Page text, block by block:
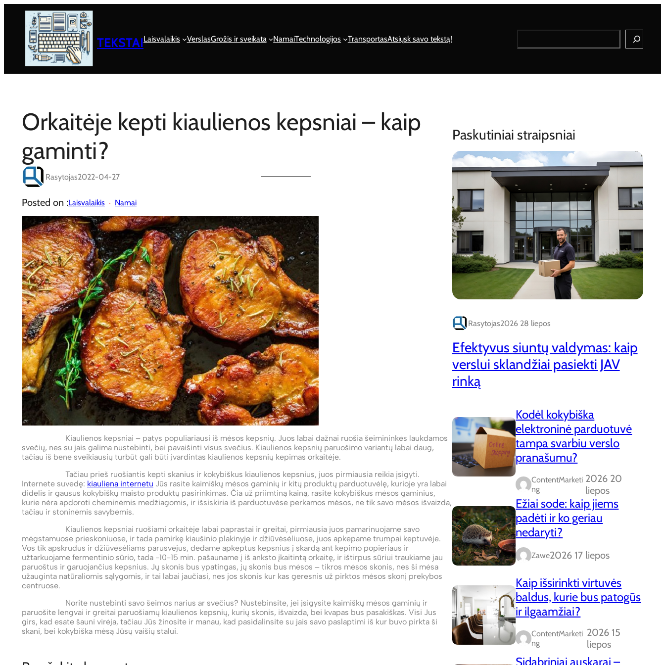
TEKSTAILaisvalaikis VerslasGrožis ir sveikata NamaiTechnologijos TransportasAtsiųsk savo tekstą!
Search
Orkaitėje kepti kiaulienos kepsniai – kaip
gaminti?
Rasytojas2022-04-27
Posted on :Laisvalaikis Namai
Kiaulienos kepsniai – patys populiariausi iš mėsos kepsnių. Juos labai dažnai ruošia šeimininkės laukdamos
svečių, nes su jais galima nustebinti, bei pavaišinti visus svečius. Kiaulienos kepsnių paruošimo variantų labai daug,
tačiau iš bene sveikiausių turbūt gali būti įvardintas kiaulienos kepsnių kepimas orkaitėje.
Tačiau prieš ruošiantis kepti skanius ir kokybiškus kiaulienos kepsnius, juos pirmiausia reikia įsigyti.
Internete suvedę: kiauliena internetu Jūs rasite kaimiškų mėsos gaminių ir kitų produktų parduotuvėlę, kurioje yra labai
didelis ir gausus kokybiškų maisto produktų pasirinkimas. Čia už priimtiną kainą, rasite kokybiškus mėsos gaminius,
kurie nėra apdoroti cheminėmis medžiagomis, ir išsiskiria iš parduotuvėse perkamos mėsos, ne tik savo mėsos išvaizda,
tačiau ir stoninėmis savybėmis.
Kiaulienos kepsniai ruošiami orkaitėje labai paprastai ir greitai, pirmiausia juos pamarinuojame savo
mėgstamuose prieskoniuose, ir tada pamirkę kiaušinio plakinyje ir džiūvėsėliuose, juos apkepame trumpai keptuvėje.
Vos tik apskrudus ir džiūvėsėliams parusvėjus, dedame apkeptus kepsnius į skardą ant kepimo popieriaus ir
užtarkuojame fermentinio sūrio, tada -10-15 min. pašauname į iš anksto įkaitintą orkaitę, ir ištirpus sūriui traukiame jau
paruoštus ir garuojančius kepsnius. Jų skonis bus ypatingas, jų skonis bus mėsos – tikros mėsos skonis, nes ši mėsa
užauginta natūraliomis sąlygomis, ir tai labai jaučiasi, nes jos skonis kur kas geresnis už pirktos mėsos skonį prekybos
centruose.
Norite nustebinti savo šeimos narius ar svečius? Nustebinsite, jei įsigysite kaimiškų mėsos gaminių ir
paruošite lengvai ir greitai paruošiamų kiaulienos kepsnių, kurių skonis, išvaizda, bei kvapas bus pasakiškas. Visi Jus
girs, kad esate šauni virėja, tačiau Jūs žinosite ir manau, kad pasidalinsite su jais savo paslaptimi iš kur buvo pirkta ši
skani, bei kokybiška mėsą Jūsų vaišių stalui.
Paskutiniai straipsniai
Rasytojas2026 28 liepos
Efektyvus siuntų valdymas: kaip
verslui sklandžiai pasiekti JAV
rinką
Kodėl kokybiška
elektroninė parduotuvė
tampa svarbiu verslo
pranašumu?
ContentMarketi
Ng
2026 20
liepos
Ežiai sode: kaip jiems
padėti ir ko geriau
nedaryti?
Zawe2026 17 liepos
Kaip išsirinkti virtuvės
baldus, kurie bus patogūs
ir ilgaamžiai?
ContentMarketi
Ng
2026 15
liepos
Sidabriniai auskarai –